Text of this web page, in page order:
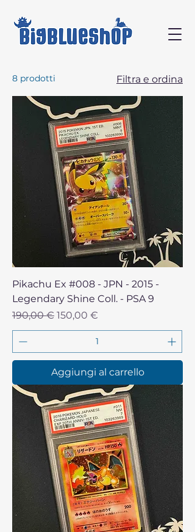
8 prodotti Filtra e ordina
Pikachu Ex #008 - JPN - 2015 -
Legendary Shine Coll. - PSA 9
Prezzo regolare
190,00 € Prezzo scontato
150,00 €
Aggiungi al carrello